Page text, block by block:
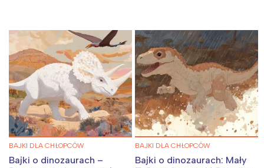
BAJKI DLA CHŁOPCÓW
Bajki o dinozaurach –
BAJKI DLA CHŁOPCÓW
Bajki o dinozaurach: Mały